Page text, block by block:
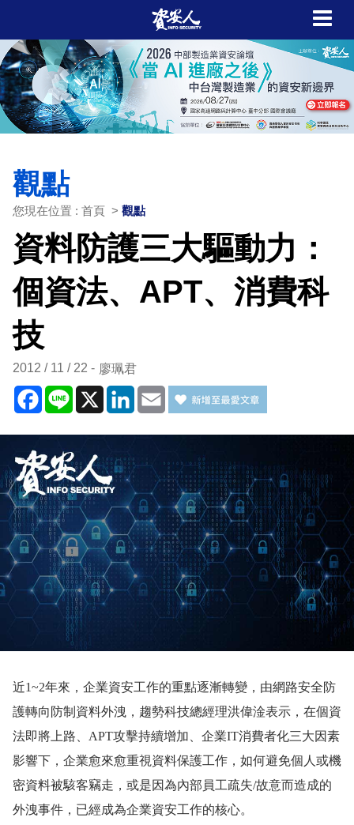
觀點
您現在位置 : 首頁 > 觀點
資料防護三大驅動力：
個資法、APT、消費科
技
2012 / 11 / 22 廖珮君
Facebook
Line X LinkedIn
Email
近1~2年來，企業資安工作的重點逐漸轉變，由網路安全防
護轉向防制資料外洩，趨勢科技總經理洪偉淦表示，在個資
法即將上路、 APT攻擊持續增加、企業IT消費者化三大因素
影響下，企業愈來愈重視資料保護工作，如何避免個人或機
密資料被駭客竊走，或是因為內部員工疏失/故意而造成的
外洩事件，已經成為企業資安工作的核心。